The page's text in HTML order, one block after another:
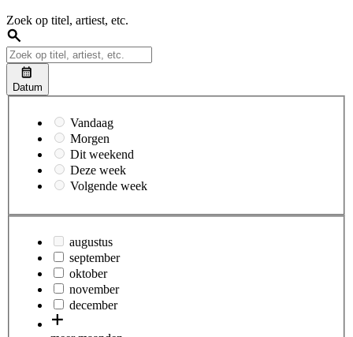
Zoek op titel, artiest, etc.
Datum
Vandaag
Morgen
Dit weekend
Deze week
Volgende week
augustus
september
oktober
november
december